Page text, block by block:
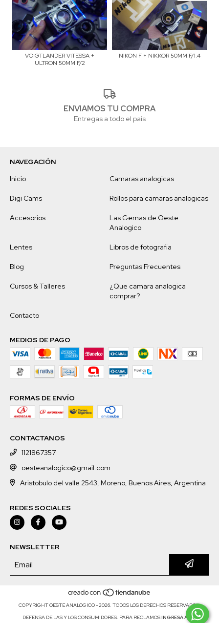
VOIGTLANDER VITESSA +
ULTRON 50MM F/2
NIKON F + NIKKOR 50MM F/1.4
ENVIAMOS TU COMPRA
Entregas a todo el país
NAVEGACIÓN
Inicio
Camaras analogicas
Digi Cams Rollos para camaras analogicas
Accesorios
Las Gemas de Oeste
Analogico
Lentes Libros de fotografia
Blog Preguntas Frecuentes
Cursos & Talleres
¿Que camara analogica
comprar?
Contacto
MEDIOS DE PAGO
FORMAS DE ENVÍO
CONTACTANOS
1121867357
oesteanalogico@gmail.com
Aristobulo del valle 2543, Moreno, Buenos Aires, Argentina
REDES SOCIALES
NEWSLETTER
COPYRIGHT OESTE ANALOGICO - 2026. TODOS LOS DERECHOS RESERVADOS.
DEFENSA DE LAS Y LOS CONSUMIDORES. PARA RECLAMOSINGRESÁ ACÁ.